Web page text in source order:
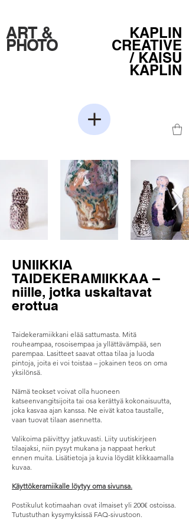
KAPLIN
CREATIVE
/KAISU
KAPLIN
ART &
PHOTO
UNIIKKIA
TAIDEKERAMIIKKAA –
niille, jotka uskaltavat
erottua
Taidekeramiikkani elää sattumasta. Mitä
rouheampaa, rosoisempaa ja yllättävämpää, sen
parempaa. Lasitteet saavat ottaa tilaa ja luoda
pintoja, joita ei voi toistaa – jokainen teos on oma
yksilönsä.
Nämä teokset voivat olla huoneen
katseenvangitsijoita tai osa kerättyä kokonaisuutta,
joka kasvaa ajan kanssa. Ne eivät katoa taustalle,
vaan tuovat tilaan asennetta.
Valikoima päivittyy jatkuvasti. Liity uutiskirjeen
tilaajaksi, niin pysyt mukana ja nappaat herkut
ennen muita. Lisätietoja ja kuvia löydät klikkaamalla
kuvaa. ​
Käyttökeramiikalle löytyy oma sivunsa.
Postikulut kotimaahan ovat ilmaiset yli 200€ ostoissa.
Tutustuthan kysymyksissä FAQ-sivustoon.